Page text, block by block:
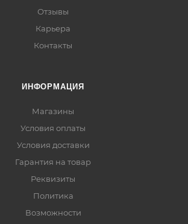
Отзывы
Карьера
Контакты
ИНФОРМАЦИЯ
Магазины
Условия оплаты
Условия доставки
Гарантия на товар
Реквизиты
Политика
Возможности